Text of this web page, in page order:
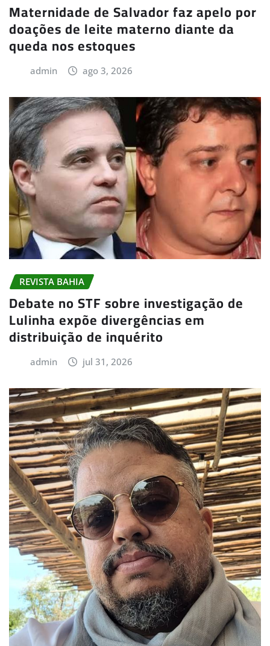
Maternidade de Salvador faz apelo por
doações de leite materno diante da
queda nos estoques
admin ago 3, 2026
REVISTA BAHIA
Debate no STF sobre investigação de
Lulinha expõe divergências em
distribuição de inquérito
admin jul 31, 2026